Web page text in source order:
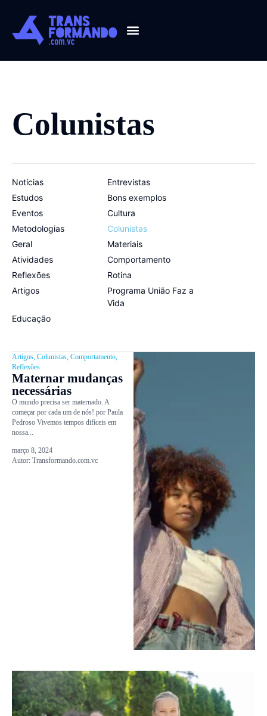
Colunistas
Notícias
Entrevistas
Estudos
Bons exemplos
Eventos
Cultura
Metodologias
Colunistas
Geral
Materiais
Atividades
Comportamento
Reflexões
Rotina
Artigos
Programa União Faz a
Vida
Educação
Artigos, Colunistas, Comportamento,
Reflexões
Maternar mudanças
necessárias
O mundo precisa ser maternado. A
começar por cada um de nós! por Paula
Pedroso Vivemos tempos difíceis em
nossa...
março 8, 2024
Autor: Transformando.com.vc